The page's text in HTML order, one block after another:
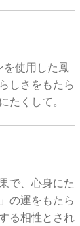
を使用した鳳
しさをもたら
たくして。
で、心身にた
の運をもたら
る相性とされ